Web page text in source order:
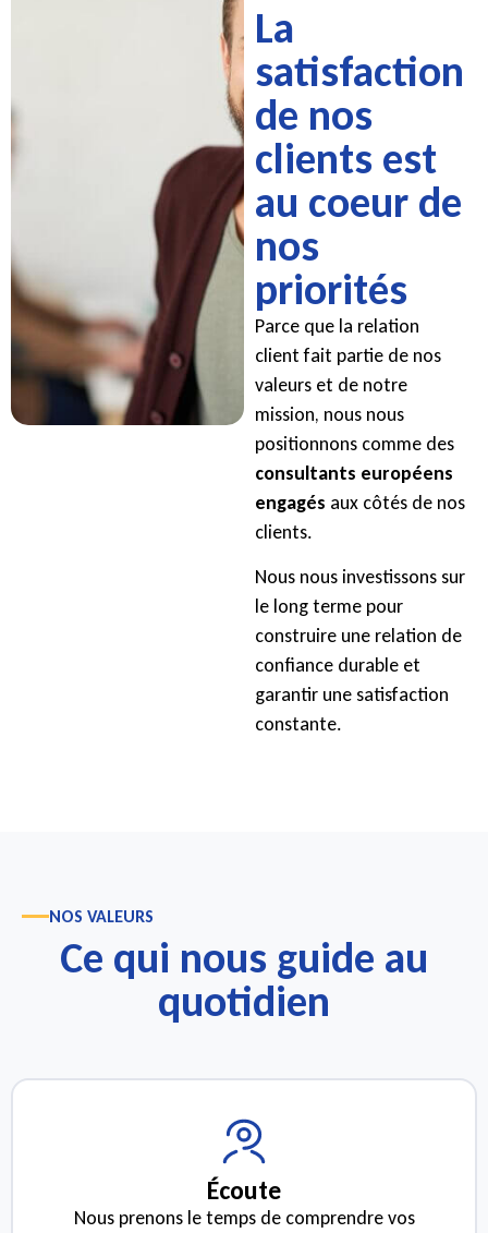
La
satisfaction
de nos
clients est
au coeur de
nos
priorités
Parce que la relation
client fait partie de nos
valeurs et de notre
mission, nous nous
positionnons comme des
consultants européens
engagés aux côtés de nos
clients.
Nous nous investissons sur
le long terme pour
construire une relation de
confiance durable et
garantir une satisfaction
constante.
NOS VALEURS
Ce qui nous guide au
quotidien
Écoute
Nous prenons le temps de comprendre vos